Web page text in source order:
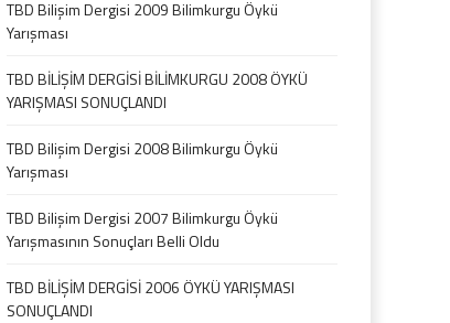
TBD Bilişim Dergisi 2009 Bilimkurgu Öykü
Yarışması
TBD BİLİŞİM DERGİSİ BİLİMKURGU 2008 ÖYKÜ
YARIŞMASI SONUÇLANDI
TBD Bilişim Dergisi 2008 Bilimkurgu Öykü
Yarışması
TBD Bilişim Dergisi 2007 Bilimkurgu Öykü
Yarışmasının Sonuçları Belli Oldu
TBD BİLİŞİM DERGİSİ 2006 ÖYKÜ YARIŞMASI
SONUÇLANDI